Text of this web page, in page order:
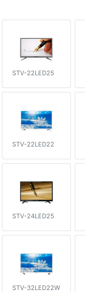
STV-22LED25
STV-22LED22
STV-24LED25
STV-32LED22W